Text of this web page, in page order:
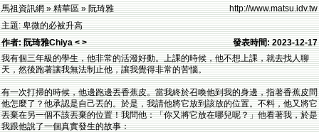
馬祖資訊網 » 精華區 » 阮琦雅
http://www.matsu.idv.tw
主題: 卑微的必被升高
作者: 阮琦雅Chiya < >
發表時間: 2023-12-17
我有個三年級的學生，他非常的活潑好動。上課的時候，他不想上課，就去找人聊
天，然後跑著讓我無法制止他，讓我覺得非常的苦惱。
有一次打掃的時候，他邊跑邊丟香蕉皮。當我終於召喚他到我的身邊，指著香蕉皮問
他怎麼了？他承認是自己丟的。於是，我請他將它放到該放的位置。不料，他又將它
丟棄在另一個不該丟棄的位置！我問他：「你又將它放在哪兒呢？」他看著我，於是
我跟他說了一個真實發生的故事：